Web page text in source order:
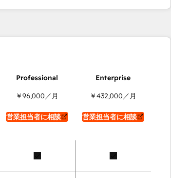
￥96,000 ／月
営業担当者に相談
￥432,000 ／月
営業担当者に相談